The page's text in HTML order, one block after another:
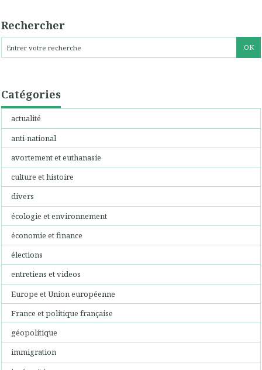
Rechercher
Catégories
actualité
anti-national
avortement et euthanasie
culture et histoire
divers
écologie et environnement
économie et finance
élections
entretiens et videos
Europe et Union européenne
France et politique française
géopolitique
immigration